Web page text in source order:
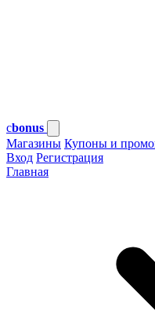
cbonus
Магазины Купоны и
Вход Регистрация
Главная